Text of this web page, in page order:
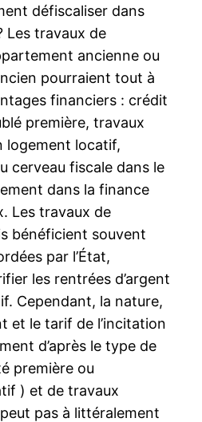
défiscaliser dans
Les travaux de
ancienne ou
pourraient tout à
financiers : crédit
première, travaux
logement locatif,
cerveau fiscale dans le
dans la finance
Les travaux de
bénéficient souvent
par l’État,
les rentrées d’argent
Cependant, la nature,
et le tarif de l’incitation
d’après le type de
première ou
) et de travaux
pas à littéralement